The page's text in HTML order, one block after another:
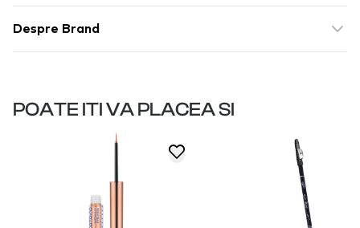
Despre Brand
POATE ITI VA PLACEA SI